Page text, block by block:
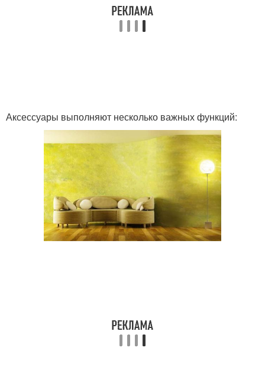
Аксессуары выполняют несколько важных функций: